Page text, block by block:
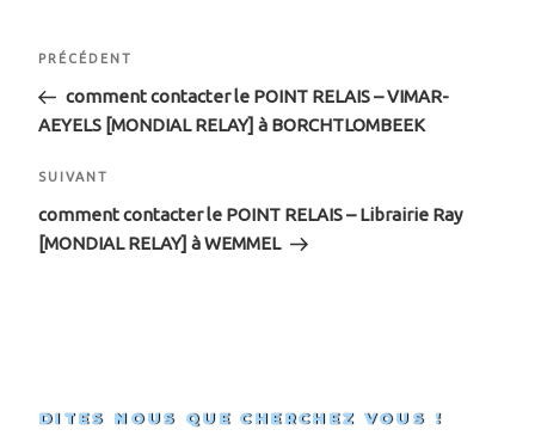
Navigation
de
l’article
Article
précédent
PRÉCÉDENT
comment contacter le POINT RELAIS – VIMAR-
AEYELS [MONDIAL RELAY] à BORCHTLOMBEEK
Article
suivant
SUIVANT
comment contacter le POINT RELAIS – Librairie Ray
[MONDIAL RELAY] à WEMMEL
DITES NOUS QUE CHERCHEZ VOUS !